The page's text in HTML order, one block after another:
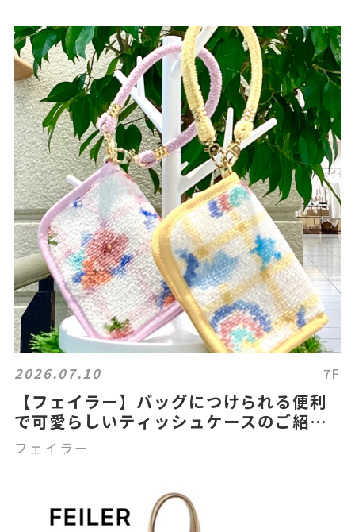
2026.07.10 7F
【フェイラー】バッグにつけられる便利
で可愛らしいティッシュケースのご紹介
🤗
フェイラー